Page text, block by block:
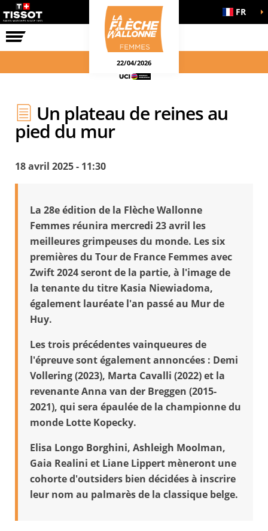
COURSE FR
22/04/2026
Un plateau de reines au
pied du mur
18 avril 2025 - 11:30
La 28e édition de la Flèche Wallonne
Femmes réunira mercredi 23 avril les
meilleures grimpeuses du monde. Les six
premières du Tour de France Femmes avec
Zwift 2024 seront de la partie, à l'image de
la tenante du titre Kasia Niewiadoma,
également lauréate l'an passé au Mur de
Huy.
Les trois précédentes vainqueures de
l'épreuve sont également annoncées : Demi
Vollering (2023), Marta Cavalli (2022) et la
revenante Anna van der Breggen (2015-
2021), qui sera épaulée de la championne du
monde Lotte Kopecky.
Elisa Longo Borghini, Ashleigh Moolman,
Gaia Realini et Liane Lippert mèneront une
cohorte d'outsiders bien décidées à inscrire
leur nom au palmarès de la classique belge.